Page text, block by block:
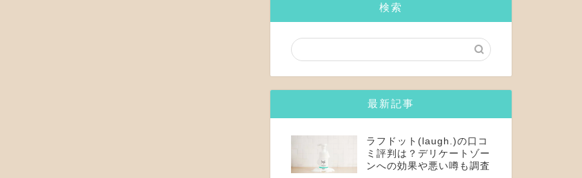
検索
最新記事
ラフドット(laugh.)の口コ
ミ評判は？デリケートゾー
ンへの効果や悪い噂も調査